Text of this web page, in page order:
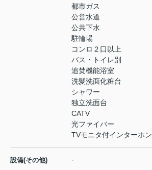
都市ガス
公営水道
公共下水
駐輪場
コンロ２口以上
バス・トイレ別
追焚機能浴室
洗髪洗面化粧台
シャワー
独立洗面台
CATV
光ファイバー
TVモニタ付インターホン
設備(その他) -